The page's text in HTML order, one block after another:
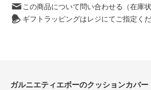
この商品について問い合わせる（在庫
ギフトラッピングはレジにてご指定く
ガルニエティエボーのクッションカバー